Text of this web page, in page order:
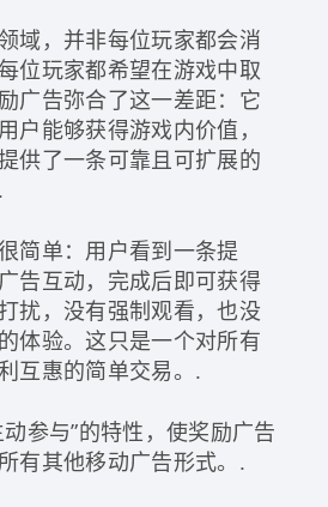
域，并非每位玩家都会消
位玩家都希望在游戏中取
广告弥合了这一差距：它
户能够获得游戏内价值，
供了一条可靠且可扩展的
简单：用户看到一条提
告互动，完成后即可获得
扰，没有强制观看，也没
体验。这只是一个对所有
互惠的简单交易。.
参与”的特性，使奖励广告
有其他移动广告形式。.